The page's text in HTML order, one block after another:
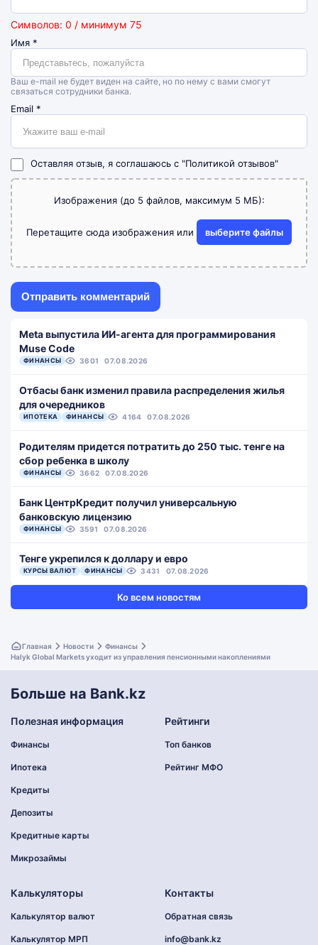
Символов: 0 / минимум 75
Имя *
Ваш e-mail не будет виден на сайте, но по нему с вами смогут
связаться сотрудники банка.
Email *
Оставляя отзыв, я соглашаюсь с "Политикой отзывов"
Изображения (до 5 файлов, максимум 5 МБ):
Перетащите сюда изображения или выберите файлы
Meta выпустила ИИ-агента для программирования
Muse Code
ФИНАНСЫ 3601 07.08.2026
Отбасы банк изменил правила распределения жилья
для очередников
ИПОТЕКА ФИНАНСЫ 4164 07.08.2026
Родителям придется потратить до 250 тыс. тенге на
сбор ребенка в школу
ФИНАНСЫ 3662 07.08.2026
Банк ЦентрКредит получил универсальную
банковскую лицензию
ФИНАНСЫ 3591 07.08.2026
Тенге укрепился к доллару и евро
КУРСЫ ВАЛЮТ ФИНАНСЫ 3431 07.08.2026
Ко всем новостям
Главная Новости
Финансы
Halyk Global Markets уходит из управления пенсионными накоплениями
Больше на Bank.kz
Полезная информация
Финансы
Ипотека
Кредиты
Депозиты
Кредитные карты
Микрозаймы
Рейтинги
Топ банков
Рейтинг МФО
Калькуляторы
Калькулятор валют
Калькулятор МРП
Контакты
Обратная связь
info@bank.kz